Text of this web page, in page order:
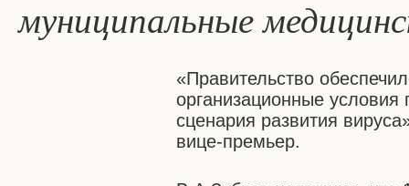
муниципальные
«Правительство
организационные
сценария развития
вице-премьер.